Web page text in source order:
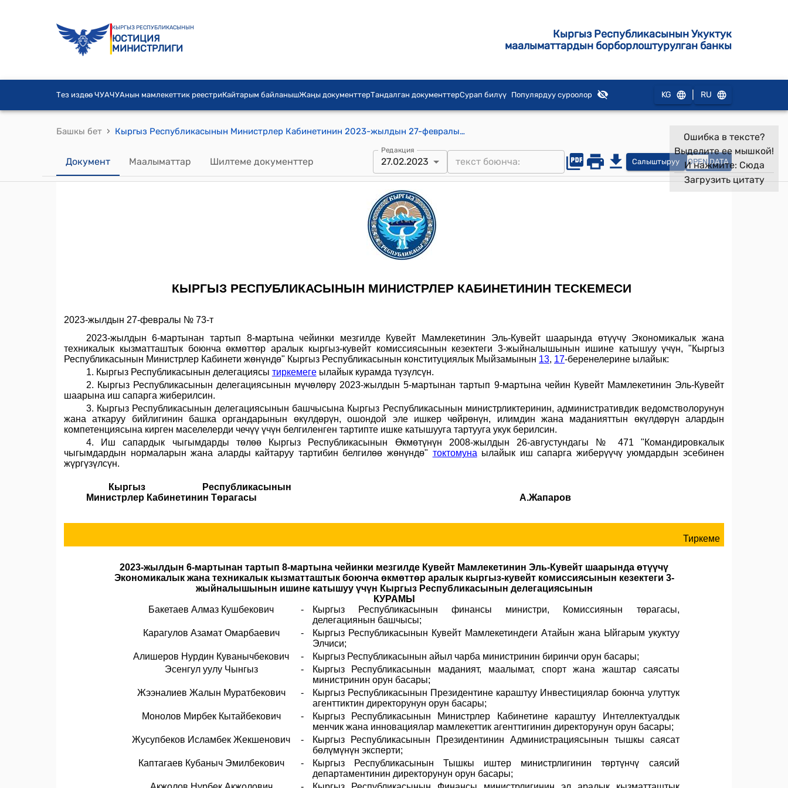
КЫРГЫЗ РЕСПУБЛИКАСЫНЫН
ЮСТИЦИЯ
МИНИСТРЛИГИ
Кыргыз Республикасынын Укуктук
маалыматтардын борборлоштурулган банкы
Тез издөө ЧУАЧУАнын мамлекеттик реестриКайтарым байланышЖаңы документтерТандалган документтерСурап билүү Популярдуу суроолор KG RU
Башкы бет › Кыргыз Республикасынын Министрлер Кабинетинин 2023-жылдын 27-февралындагы № 73-т (Кыргыз Республикасынын делегациясынын курамын түзүү тууралуу) тескемеси
Документ Маалыматтар Шилтеме документтер
Редакция
27.02.2023 Салыштыруу OPEN DATA
Ошибка в тексте?
Выделите ее мышкой!
И нажмите: Сюда
Загрузить цитату